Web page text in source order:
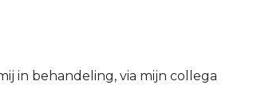
in behandeling, via mijn collega